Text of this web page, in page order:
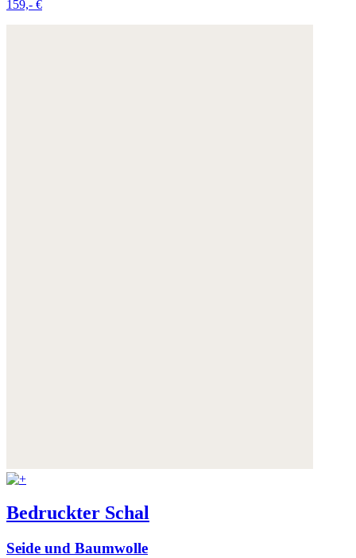
159,- €
Bedruckter Schal
Seide und Baumwolle